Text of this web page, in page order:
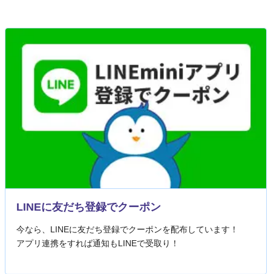
LINEに友だち登録でクーポン
今なら、LINEに友だち登録でクーポンを配布しています！
アプリ連携をすれば通知もLINEで受取り！